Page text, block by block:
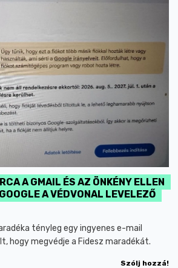
A GMAIL ÉS AZ ÖNKÉNY ELLEN
A VÉDVONAL LEVELEZŐ
tényleg egy ingyenes e-mail
hogy megvédje a Fidesz maradékát.
Szólj hozzá!